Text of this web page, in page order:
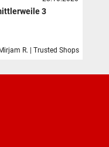
3
Mirjam R. | Trusted Shops